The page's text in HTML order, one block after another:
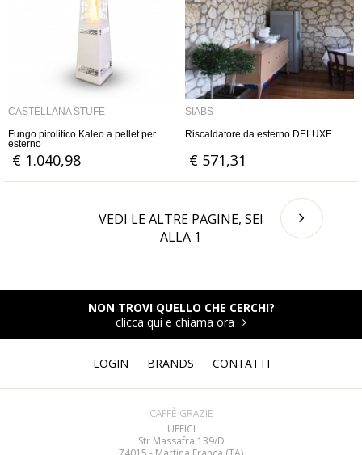
CASTELLANA STUFE
Fungo pirolitico Kaleo a pellet per
esterno
€ 1.040,98
SIABS
Riscaldatore da esterno DELUXE
€ 571,31
VEDI LE ALTRE PAGINE, SEI
ALLA 1
NON TROVI QUELLO CHE CERCHI?
clicca qui e chiama ora
LOGIN BRANDS CONTATTI
CAFFÈ GRAZIE
UFFICI
Str Massafra 139/D